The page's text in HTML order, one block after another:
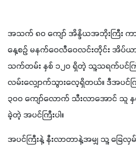
အသက် ၈၀ ကျော် အိန္ဒိယအဘိုးကြီး
နေ့စဉ် မနက်ဝေလီဝေလင်းတိုင်း အိပ်ယာက
သက်တမ်း နှစ် ၁၂၀ ရှိတဲ့ သူ့သရက်ပင်
လမ်းလျှောက်သွားလေ့ရှိတယ်။ ဒီအပင်ကြီ
၃၀၀ ကျော်လောက် သီးလာအောင် သူ
ခဲ့တဲ့ အပင်ကြီးပါ။
အပင်ကြီးနဲ့ နီးလာတာနဲ့အမျှ သူ့ ခြ